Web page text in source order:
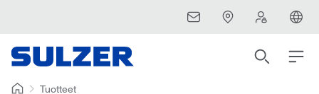
Tuotteet